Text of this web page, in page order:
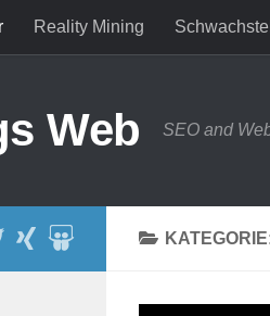
Reality Mining
Web SEO and